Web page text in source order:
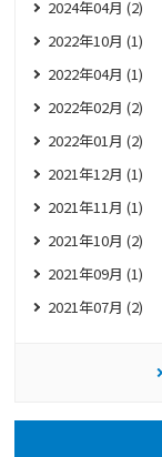
2024年04月 (2)
2022年10月 (1)
2022年04月 (1)
2022年02月 (2)
2022年01月 (2)
2021年12月 (1)
2021年11月 (1)
2021年10月 (2)
2021年09月 (1)
2021年07月 (2)